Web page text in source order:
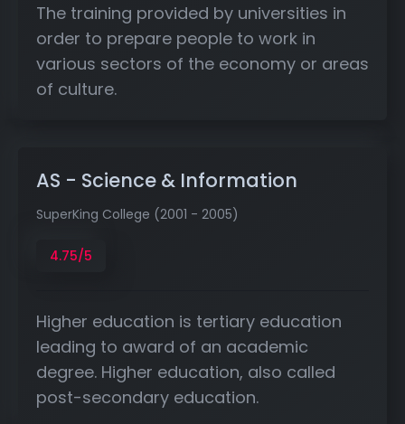
The training provided by universities in
order to prepare people to work in
various sectors of the economy or areas
of culture.
AS - Science & Information
SuperKing College (2001 - 2005)
4.75/5
Higher education is tertiary education
leading to award of an academic
degree. Higher education, also called
post-secondary education.